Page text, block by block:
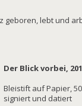
geboren, lebt und
Der Blick vorbei,
Bleistift auf Papier,
signiert und datiert